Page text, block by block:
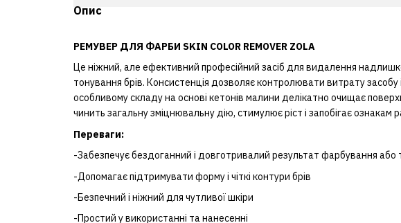
Опис
РЕМУВЕР ДЛЯ ФАРБИ SKIN COLOR REMOVER ZOLA
Це ніжний, але ефективний професійний засіб для видалення
тонування брів. Консистенція дозволяє контролювати витрату засобу
особливому складу на основі кетонів малини делікатно очищає
чинить загальну зміцнювальну дію, стимулює ріст і запобігає ознакам
Переваги:
-Забезпечує бездоганний і довготривалий результат фарбування або
-Допомагає підтримувати форму і чіткі контури брів
-Безпечний і ніжний для чутливої шкіри
-Простий у використанні та нанесенні